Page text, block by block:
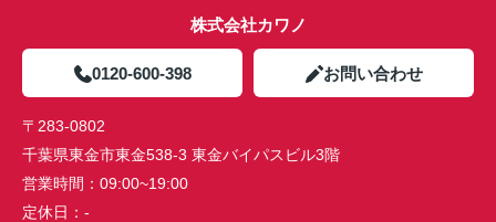
株式会社カワノ
0120-600-398 お問い合わせ
〒283-0802
千葉県東金市東金538-3 東金バイパスビル3階
営業時間： 09:00~19:00
定休日： -